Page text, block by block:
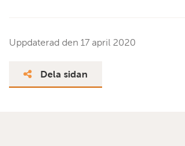
Uppdaterad den 17 april 2020
Dela sidan